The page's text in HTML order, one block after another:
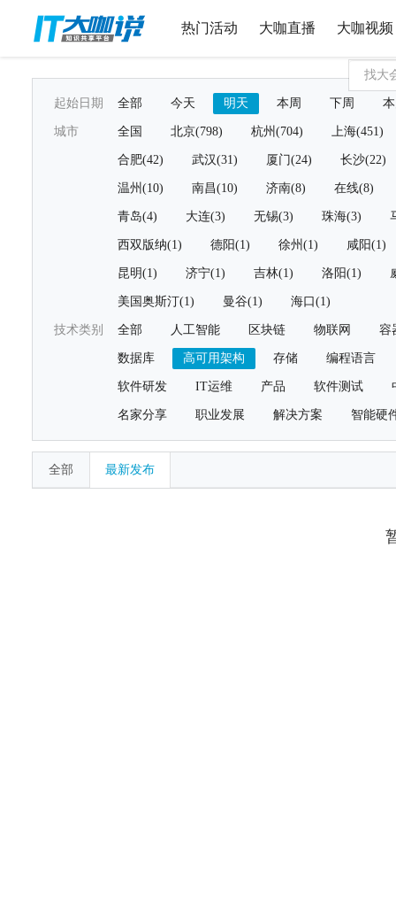
热门活动 大咖直播 大咖视频
起始日期 全部 今天 明天 本周 下周
城市 全国 北京(798) 杭州(704) 上海(451)
合肥(42) 武汉(31) 厦门(24) 长沙(22)
温州(10) 南昌(10) 济南(8) 在线(8)
青岛(4) 大连(3) 无锡(3) 珠海(3)
西双版纳(1) 德阳(1) 徐州(1) 咸阳(1)
昆明(1) 济宁(1) 吉林(1) 洛阳(1)
美国奥斯汀(1) 曼谷(1) 海口(1)
技术类别 全部 人工智能 区块链 物联网 容
数据库 高可用架构 存储 编程语言
软件研发 IT运维 产品 软件测试
名家分享 职业发展 解决方案 智能硬
全部 最新发布